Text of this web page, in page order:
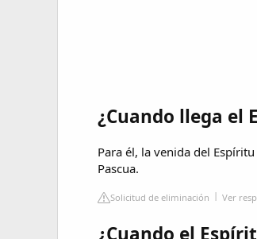
¿Cuando llega el
Para él, la venida del
Pascua.
Solicitud de eliminación Ver
¿Cuando el